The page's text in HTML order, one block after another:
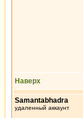
Наверх
Samantabhadra
удаленный аккаунт